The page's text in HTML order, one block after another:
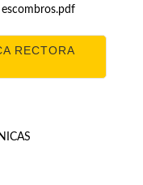
RECTORA